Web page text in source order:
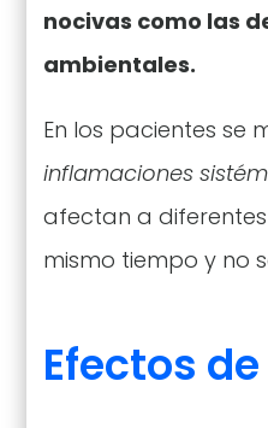
nocivas como las
ambientales.
En los pacientes se
inflamaciones
afectan a
mismo tiempo y no
Efectos de